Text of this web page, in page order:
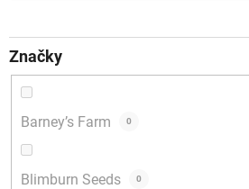
Značky
Barney’s Farm 0
Blimburn Seeds 0